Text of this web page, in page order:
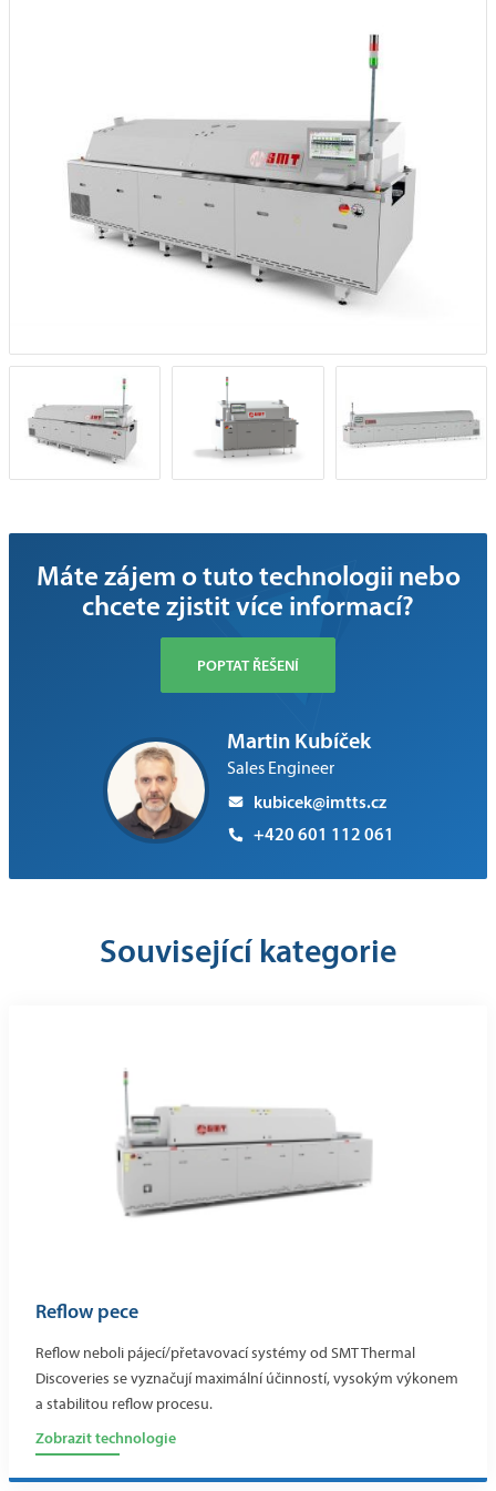
Máte zájem o tuto technologii nebo
chcete zjistit více informací?
POPTAT ŘEŠENÍ
Martin Kubíček
Sales Engineer
kubicek@imtts.cz
+420 601 112 061
Související kategorie
Reflow pece
Reflow neboli pájecí/přetavovací systémy od SMT Thermal
Discoveries se vyznačují maximální účinností, vysokým výkonem
a stabilitou reflow procesu.
Zobrazit technologie